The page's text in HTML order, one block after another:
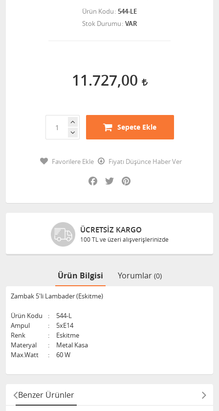
Ürün Kodu 544-LE
Stok Durumu VAR
11.727,00
Sepete Ekle
Favorilere Ekle
Fiyatı Düşünce Haber Ver
Facebook
Twitter
ÜCRETSIZ KARGO
100 TL ve üzeri alışverişlerinizde
Ürün Bilgisi Yorumlar (0)
Zambak 5'li Lambader (Eskitme)
Ürün Kodu :
544-L
Ampul
:
5xE14
Renk
:
Eskitme
Materyal
:
Metal Kasa
Max.Watt
: 60 W
Benzer Ürünler